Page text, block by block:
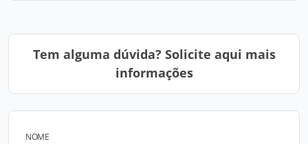
Tem alguma dúvida? Solicite aqui mais
informações
NOME